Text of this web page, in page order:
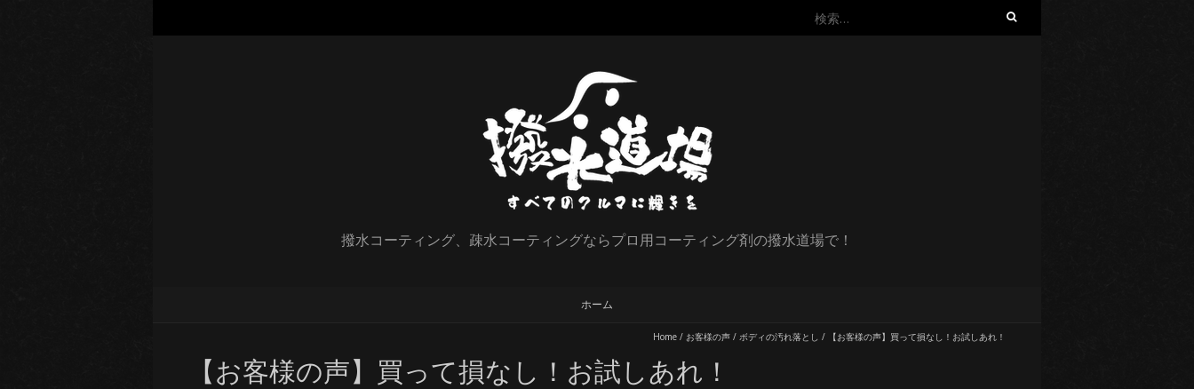
検
撥水コーティング、疎水コーティングならプロ用コーティング剤の撥水道場で！
ホーム
Home / お客様の声 / ボディの汚れ落とし / 【お客様の声】買って損なし！お試しあれ！
【お客様の声】買って損なし！お試しあれ！